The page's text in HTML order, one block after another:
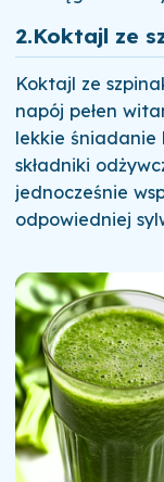
2.Koktajl ze
Koktajl ze
napój pełen
lekkie śniadanie
składniki
jednocześnie
odpowiedniej